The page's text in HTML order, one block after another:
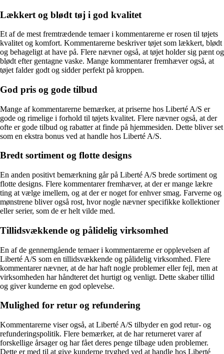
Lækkert og blødt tøj i god kvalitet
Et af de mest fremtrædende temaer i kommentarerne er rosen til tøjets
kvalitet og komfort. Kommentarerne beskriver tøjet som lækkert, blødt
og behageligt at have på. Flere nævner også, at tøjet holder sig pænt og
blødt efter gentagne vaske. Mange kommentarer fremhæver også, at
tøjet falder godt og sidder perfekt på kroppen.
God pris og gode tilbud
Mange af kommentarerne bemærker, at priserne hos Liberté A/S er
gode og rimelige i forhold til tøjets kvalitet. Flere nævner også, at der
ofte er gode tilbud og rabatter at finde på hjemmesiden. Dette bliver set
som en ekstra bonus ved at handle hos Liberté A/S.
Bredt sortiment og flotte designs
En anden positivt bemærkning går på Liberté A/S brede sortiment og
flotte designs. Flere kommentarer fremhæver, at der er mange lækre
ting at vælge imellem, og at der er noget for enhver smag. Farverne og
mønstrene bliver også rost, hvor nogle nævner specifikke kollektioner
eller serier, som de er helt vilde med.
Tillidsvækkende og pålidelig virksomhed
En af de gennemgående temaer i kommentarerne er opplevelsen af
Liberté A/S som en tillidsvækkende og pålidelig virksomhed. Flere
kommentarer nævner, at de har haft nogle problemer eller fejl, men at
virksomheden har håndteret det hurtigt og venligt. Dette skaber tillid
og giver kunderne en god oplevelse.
Mulighed for retur og refundering
Kommentarerne viser også, at Liberté A/S tilbyder en god retur- og
refunderingspolitik. Flere bemærker, at de har returneret varer af
forskellige årsager og har fået deres penge tilbage uden problemer.
Dette er med til at give kunderne tryghed ved at handle hos Liberté